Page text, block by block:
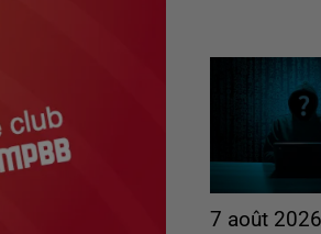
7 août 2026